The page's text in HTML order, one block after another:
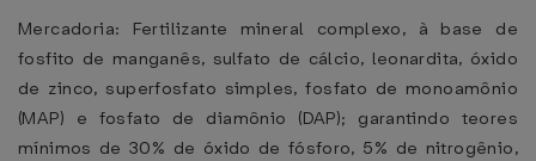
Mercadoria: Fertilizante mineral complexo, à base de
fosfito de manganês, sulfato de cálcio, leonardita, óxido
de zinco, superfosfato simples, fosfato de monoamônio
(MAP) e fosfato de diamônio (DAP); garantindo teores
mínimos de 30% de óxido de fósforo, 5% de nitrogênio,